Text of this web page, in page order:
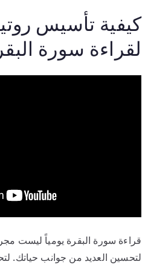
كيفية تأسيس
لقراءة سورة
قراءة سورة البقرة يومياً ليست
لتحسين العديد من جوانب حياتك.